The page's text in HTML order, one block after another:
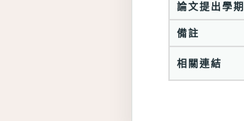
論文提出學期
備註
相關連結